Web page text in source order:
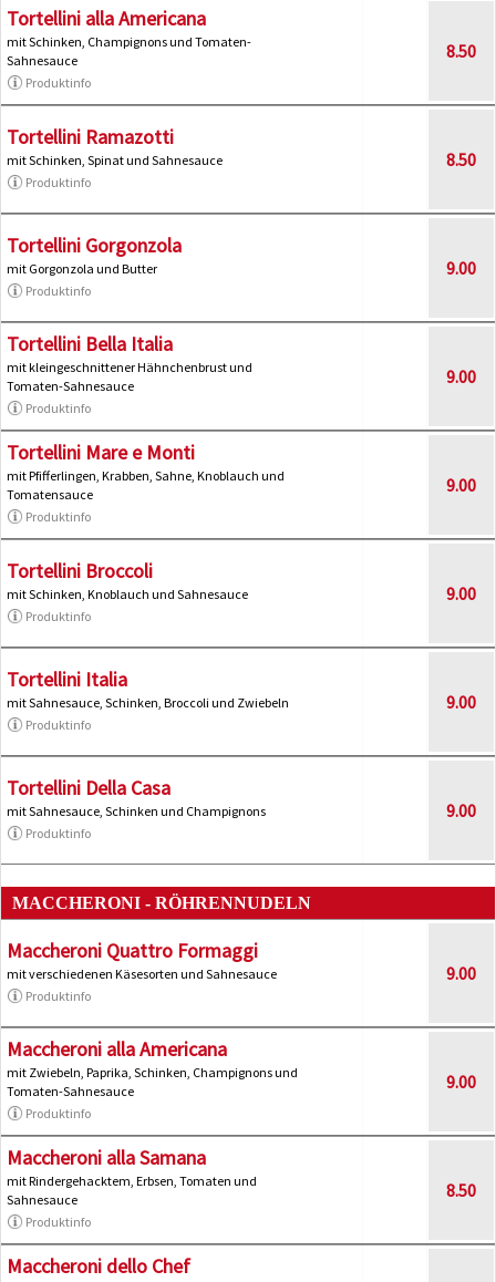
Tortellini alla Americana
mit Schinken, Champignons und Tomaten-
Sahnesauce
Produktinfo
8.50
Tortellini Ramazotti
mit Schinken, Spinat und Sahnesauce
Produktinfo
8.50
Tortellini Gorgonzola
mit Gorgonzola und Butter
Produktinfo
9.00
Tortellini Bella Italia
mit kleingeschnittener Hähnchenbrust und
Tomaten-Sahnesauce
Produktinfo
9.00
Tortellini Mare e Monti
mit Pfifferlingen, Krabben, Sahne, Knoblauch und
Tomatensauce
Produktinfo
9.00
Tortellini Broccoli
mit Schinken, Knoblauch und Sahnesauce
Produktinfo
9.00
Tortellini Italia
mit Sahnesauce, Schinken, Broccoli und Zwiebeln
Produktinfo
9.00
Tortellini Della Casa
mit Sahnesauce, Schinken und Champignons
Produktinfo
9.00
MACCHERONI - RÖHRENNUDELN
Maccheroni Quattro Formaggi
mit verschiedenen Käsesorten und Sahnesauce
Produktinfo
9.00
Maccheroni alla Americana
mit Zwiebeln, Paprika, Schinken, Champignons und
Tomaten-Sahnesauce
Produktinfo
9.00
Maccheroni alla Samana
mit Rindergehacktem, Erbsen, Tomaten und
Sahnesauce
Produktinfo
8.50
Maccheroni dello Chef